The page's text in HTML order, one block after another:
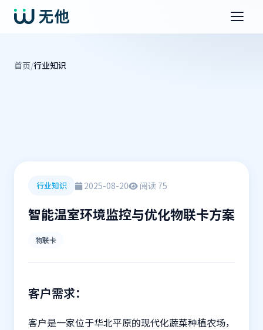
首页/行业知识
行业知识 2025-08-20 阅读 75
智能温室环境监控与优化物联卡方案
物联卡
客户需求：
客户是一家位于华北平原的现代化蔬菜种植农场，